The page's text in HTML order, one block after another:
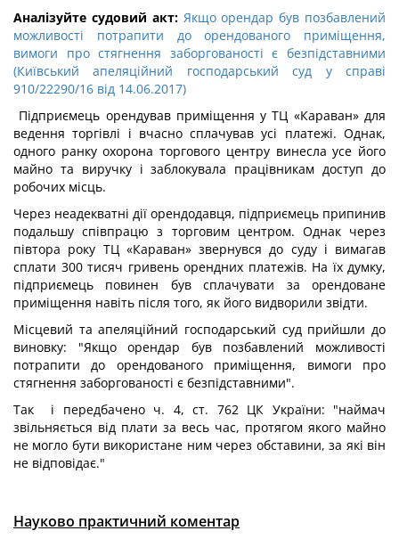
Аналізуйте судовий акт: Якщо орендар був позбавлений
можливості потрапити до орендованого приміщення,
вимоги про стягнення заборгованості є безпідставними
(Київський апеляційний господарський суд у справі
910/22290/16 від 14.06.2017)
Підприємець орендував приміщення у ТЦ «Караван» для
ведення торгівлі і вчасно сплачував усі платежі. Однак,
одного ранку охорона торгового центру винесла усе його
майно та виручку і заблокувала працівникам доступ до
робочих місць.
Через неадекватні дії орендодавця, підприємець припинив
подальшу співпрацю з торговим центром. Однак через
півтора року ТЦ «Караван» звернувся до суду і вимагав
сплати 300 тисяч гривень орендних платежів. На їх думку,
підприємець повинен був сплачувати за орендоване
приміщення навіть після того, як його видворили звідти.
Місцевий та апеляційний господарський суд прийшли до
виновку: "Якщо орендар був позбавлений можливості
потрапити до орендованого приміщення, вимоги про
стягнення заборгованості є безпідставними".
Так і передбачено ч. 4, ст. 762 ЦК України: "наймач
звільняється від плати за весь час, протягом якого майно
не могло бути використане ним через обставини, за які він
не відповідає."
Науково практичний коментар